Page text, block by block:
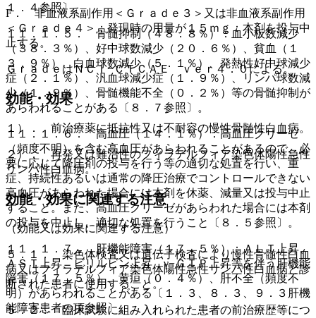
１．４参照〕。
１１．１．５． 骨髄抑制（４８．８％）：血小板数減少
（３８．３％）、好中球数減少（２０．６％）、貧血（１
３．９％）、白血球数減少（５．１％）、発熱性好中球減少
症（２．１％）、汎血球減少症（１．９％）、リンパ球数減
少（１．９％）、骨髄機能不全（０．２％）等の骨髄抑制が
あらわれることがある〔８．７参照〕。
１１．１．６． 高血圧（１４．１％）：高血圧クリーゼ
（頻度不明）を含む高血圧があらわれることがあるので、必
要に応じて降圧剤の投与を行う等の適切な処置を行い、重
症、持続性あるいは通常の降圧治療でコントロールできない
高血圧があらわれた場合には本剤を休薬、減量又は投与中止
すること。また、高血圧クリーゼがあらわれた場合には本剤
の投与を中止し、適切な処置を行うこと〔８．５参照〕。
１１．１．７． 肝機能障害（１７．５％）：ＡＬＴ上昇、
ＡＳＴ上昇、ビリルビン上昇、γ−ＧＴＰ上昇等を伴う肝機能
障害（１７．５％）、黄疸（０．４％）、肝不全（頻度不
明）があらわれることがある〔１．３、８．３、９．３肝機
能障害患者の項参照〕。
F． 非血液系副作用＜Ｇｒａｄｅ３＞又は非血液系副作用
＜Ｇｒａｄｅ４＞；発現時の用量が１５ｍｇ：本剤を投与中
止する。
ＧｒａｄｅはＮＣＩ−ＣＴＣＡＥ ｖｅｒ４．０による。
効能・効果
１）． 前治療薬に抵抗性又は不耐容の慢性骨髄性白血病。
２）． 再発又は難治性のフィラデルフィア染色体陽性急性
リンパ性白血病。
効能・効果に関連する注意
（効能又は効果に関連する注意）
５．１． 染色体検査又は遺伝子検査により慢性骨髄性白血
病又はフィラデルフィア染色体陽性急性リンパ性白血病と診
断された患者に使用すること。
５．２． 臨床試験に組み入れられた患者の前治療歴等につ